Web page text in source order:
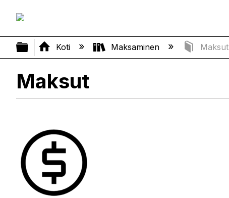
Laajenna/kutista globaali hierarkia
Koti Maksaminen Maksut
Maksut